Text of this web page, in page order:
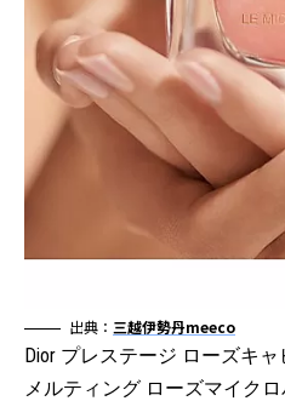
出典： 三越伊勢丹meeco
Dior プレステージ ローズキ
メルティング ローズマイク